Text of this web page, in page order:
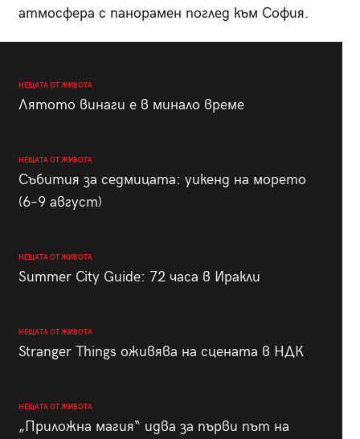
атмосфера с панорамен поглед към София.
НЕЩАТА ОТ ЖИВОТА
Лятото винаги е в минало време
НЕЩАТА ОТ ЖИВОТА
Събития за седмицата: уикенд на морето
(6–9 август)
НЕЩАТА ОТ ЖИВОТА
Summer City Guide: 72 часа в Иракли
НЕЩАТА ОТ ЖИВОТА
Stranger Things оживява на сцената в НДК
НЕЩАТА ОТ ЖИВОТА
„Приложна магия“ идва за първи път на